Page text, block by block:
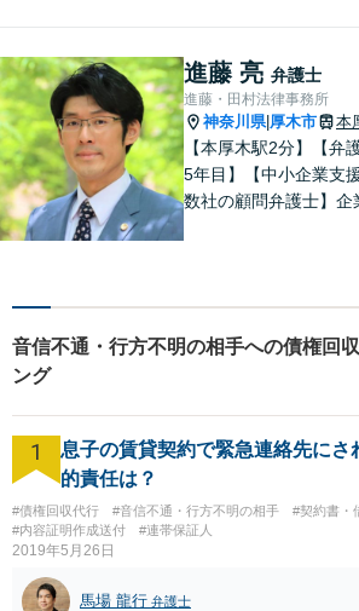
う、全力でサポートし
進藤 亮 弁護士
進藤・田村法律事務所
神奈川県| 厚木市 本
【本厚木駅2分】【弁
5年目】【中小企業支
数社の顧問弁護士】企
般民事…交通事故｜労
動産｜相続｜借金問題
音信不通・行方不明の相手への債権回
ング
1
息子の賃貸契約で緊急連絡先にさ
的責任は？
#債権回収代行 #音信不通・行方不明の相手
#契約書・
#内容証明作成送付
#連帯保証人
2019年5月26日
馬場 龍行 弁護士